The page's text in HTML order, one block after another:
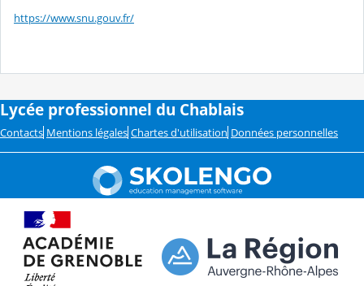
https://www.snu.gouv.fr/
Lycée professionnel du Chablais
Contacts Mentions légales Chartes d'utilisation Données personnelles